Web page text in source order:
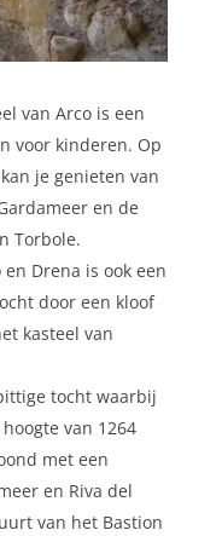
van Arco is een
voor kinderen. Op
je genieten van
en de
Torbole.
Drena is ook een
door een kloof
kasteel van
tocht waarbij
van 1264
met een
en Riva del
van het Bastion